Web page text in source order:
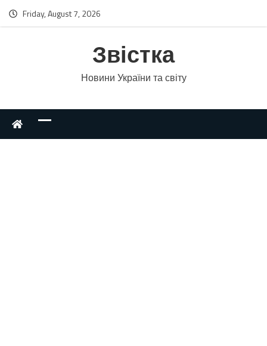
Friday, August 7, 2026
Звістка
Новини України та світу